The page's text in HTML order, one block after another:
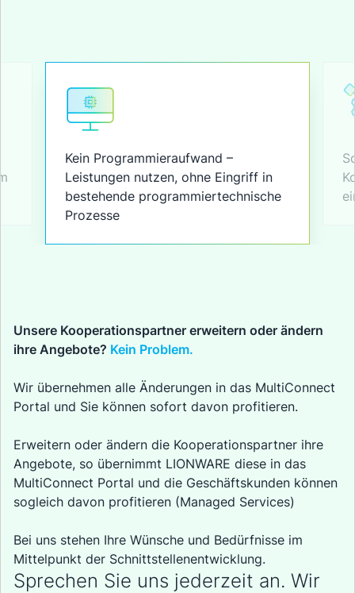
Kein Programmieraufwand –
Leistungen nutzen, ohne Eingriff in
bestehende programmiertechnische
Prozesse
Unsere Kooperationspartner erweitern oder ändern
ihre Angebote? Kein Problem.
Wir übernehmen alle Änderungen in das MultiConnect
Portal und Sie können sofort davon profitieren.
Erweitern oder ändern die Kooperationspartner ihre
Angebote, so übernimmt LIONWARE diese in das
MultiConnect Portal und die Geschäftskunden können
sogleich davon profitieren (Managed Services)
Bei uns stehen Ihre Wünsche und Bedürfnisse im
Mittelpunkt der Schnittstellenentwicklung.
Sprechen Sie uns jederzeit an. Wir